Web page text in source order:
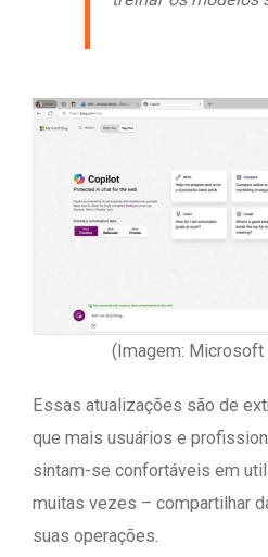
(Imagem: Microsoft
Essas atualizações são de
que mais usuários e
sintam-se confortáveis em
muitas vezes – compartilhar
suas operações.